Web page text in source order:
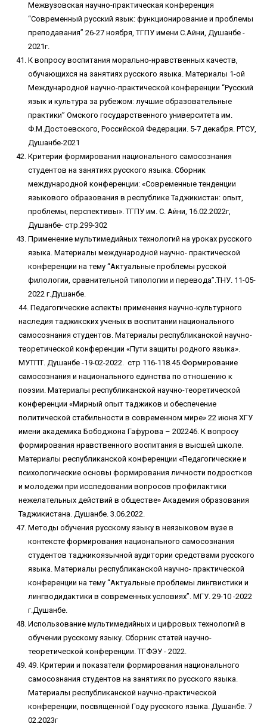
Межвузовская научно-практическая конференция
“Современный русский язык: функционирование и проблемы
преподавания” 26-27 ноября, ТГПУ имени С.Айни, Душанбе -
2021г.
К вопросу воспитания морально-нравственных качеств,
обучающихся на занятиях русского языка. Материалы 1-ой
Международной научно-практической конференции “Русский
язык и культура за рубежом: лучшие образовательные
практики” Омского государственного университета им.
Ф.М.Достоевского, Российской Федерации. 5-7 декабря. РТСУ,
Душанбе-2021
Критерии формирования национального самосознания
студентов на занятиях русского языка. Сборник
международной конференции: «Современные тенденции
языкового образования в республике Таджикистан: опыт,
проблемы, перспективы». ТГПУ им. С. Айни, 16.02.2022г,
Душанбе- стр.299-302
Применение мультимедийных технологий на уроках русского
языка. Материалы международной научно- практической
конференции на тему “Актуальные проблемы русской
филологии, сравнительной типологии и перевода”.ТНУ. 11-05-
2022 г.Душанбе.
44. Педагогические аспекты применения научно-культурного
наследия таджикских ученых в воспитании национального
самосознания студентов. Материалы республиканской научно-
теоретической конференции «Пути защиты родного языка».
МУТПТ. Душанбе -19-02-2022. стр 116-118.45.Формирование
самосознания и национального единства по отношению к
поэзии. Материалы республиканской научно-теоретической
конференции «Мирный опыт таджиков и обеспечение
политической стабильности в современном мире» 22 июня ХГУ
имени академика Бободжона Гафурова – 202246. К вопросу
формирования нравственного воспитания в высшей школе.
Материалы республиканской конференции «Педагогические и
психологические основы формирования личности подростков
и молодежи при исследовании вопросов профилактики
нежелательных действий в обществе» Академия образования
Таджикистана. Душанбе. 3.06.2022.
Методы обучения русскому языку в неязыковом вузе в
контексте формирования национального самосознания
студентов таджикоязычной аудитории средствами русского
языка. Материалы республиканской научно- практической
конференции на тему “Актуальные проблемы лингвистики и
лингводидактики в современных условиях”. МГУ. 29-10 -2022
г.Душанбе.
Использование мультимедийных и цифровых технологий в
обучении русскому языку. Сборник статей научно-
теоретической конференции. ТГФЭУ - 2022.
49. Критерии и показатели формирования национального
самосознания студентов на занятиях по русского языка.
Материалы республиканской научно-практической
конференции, посвященной Году русского языка. Душанбе. 7
02.2023г